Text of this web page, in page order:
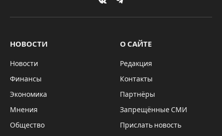
VKontakteTelegram
НОВОСТИ
Новости
Финансы
Экономика
Мнения
Общество
О САЙТЕ
Редакция
Контакты
Партнёры
Запрещённые СМИ
Прислать новость